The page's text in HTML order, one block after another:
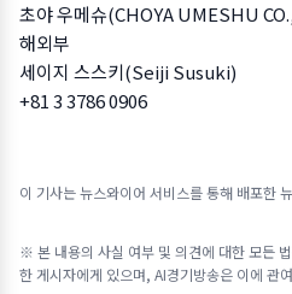
초야 우메슈(CHOYA UMESHU
해외부
세이지 스스키(Seiji Susuki)
+81 3 3786 0906
이 기사는 뉴스와이어 서비스를 통해 배포한
※ 본 내용의 사실 여부 및 의견에 대한 모든
한 게시자에게 있으며, AI경기방송은 이에 관